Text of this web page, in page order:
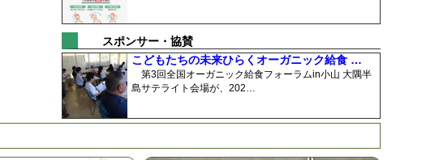
スポンサー・協賛
こどもたちの未来ひらくオーガニック給食 …
第3回全国オーガニック給食フォーラムin小山 大隅半
島サテライト会場が、202…